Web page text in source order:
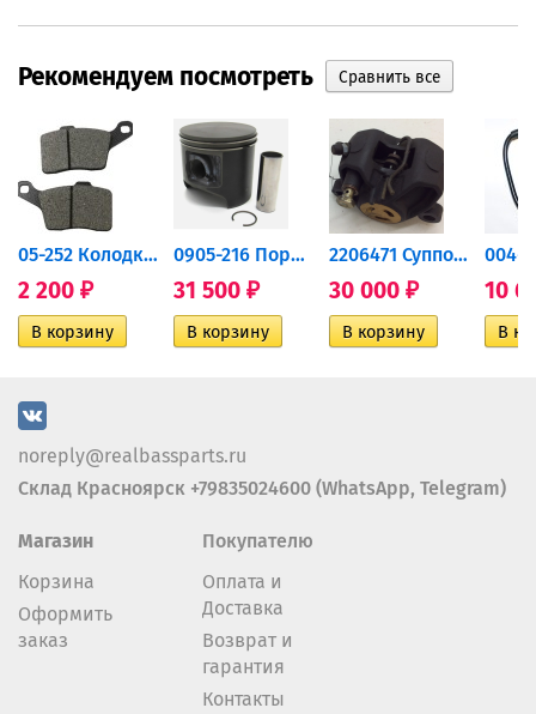
Рекомендуем посмотреть
05-252 Колодки тормозные...
2 200 ₽
0905-216 Поршень Arctic Cat...
31 500 ₽
2206471 Суппорт тормозной...
30 000 ₽ 10
noreply@realbassparts.ru
Склад Красноярск +79835024600 (WhatsApp, Telegram)
Магазин
Корзина
Оформить
заказ
Покупателю
Оплата и
Доставка
Возврат и
гарантия
Контакты